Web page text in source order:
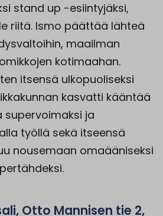
stand up -esiintyjäksi,
riitä. Ismo päättää lähteä
maailman
kotimaahan.
itsensä ulkopuoliseksi
kasvatti kääntää
supervoimaksi ja
työllä sekä itseensä
nousemaan omaääniseksi
Otto Mannisen tie 2,